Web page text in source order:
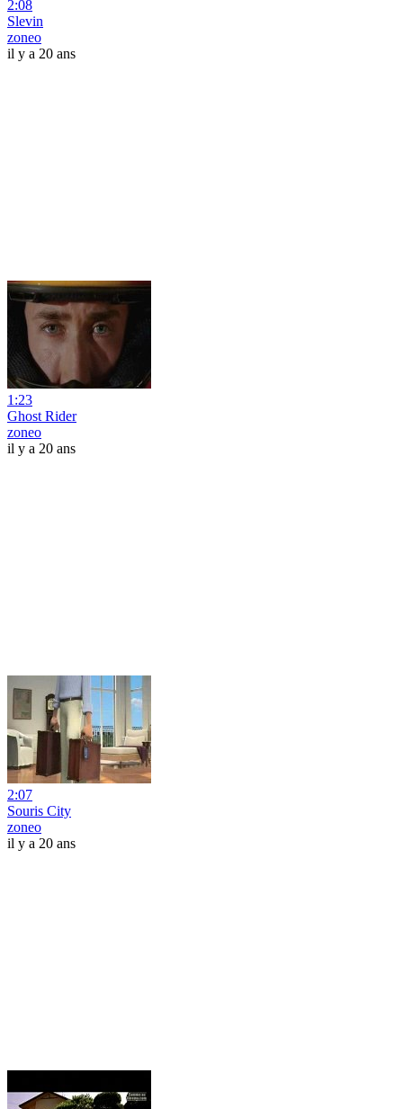
2:08
Slevin
zoneo
il y a 20 ans
1:23
Ghost Rider
zoneo
il y a 20 ans
2:07
Souris City
zoneo
il y a 20 ans